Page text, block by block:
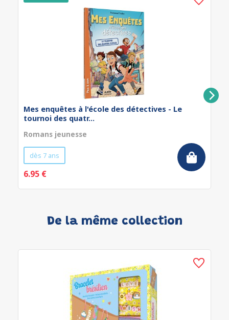
Mes enquêtes à l'école des détectives - Le
tournoi des quatr...
Romans jeunesse
dès 7 ans
6.95 €
De la même collection